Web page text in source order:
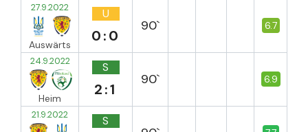
27.9.2022
Auswärts
U
0:0
90` 6.7
24.9.2022
Heim
S
2:1
90` 6.9
21.9.2022 S